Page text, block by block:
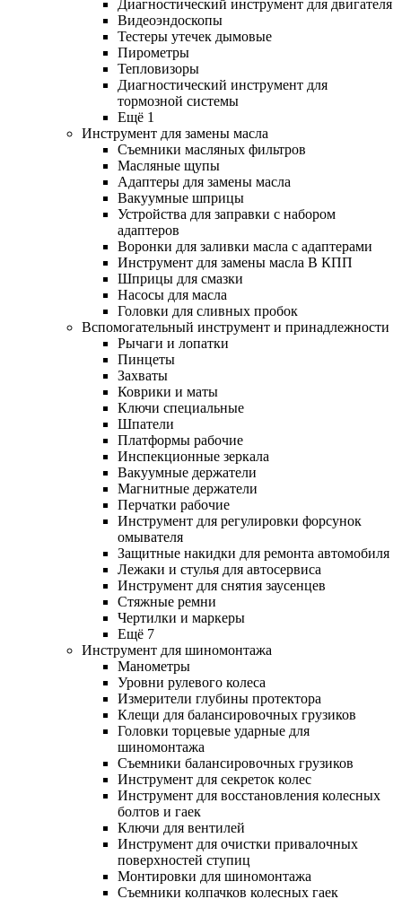
Диагностический инструмент для двигателя
Видеоэндоскопы
Тестеры утечек дымовые
Пирометры
Тепловизоры
Диагностический инструмент для
тормозной системы
Ещё 1
Инструмент для замены масла
Съемники масляных фильтров
Масляные щупы
Адаптеры для замены масла
Вакуумные шприцы
Устройства для заправки с набором
адаптеров
Воронки для заливки масла с адаптерами
Инструмент для замены масла В КПП
Шприцы для смазки
Насосы для масла
Головки для сливных пробок
Вспомогательный инструмент и принадлежности
Рычаги и лопатки
Пинцеты
Захваты
Коврики и маты
Ключи специальные
Шпатели
Платформы рабочие
Инспекционные зеркала
Вакуумные держатели
Магнитные держатели
Перчатки рабочие
Инструмент для регулировки форсунок
омывателя
Защитные накидки для ремонта автомобиля
Лежаки и стулья для автосервиса
Инструмент для снятия заусенцев
Стяжные ремни
Чертилки и маркеры
Ещё 7
Инструмент для шиномонтажа
Манометры
Уровни рулевого колеса
Измерители глубины протектора
Клещи для балансировочных грузиков
Головки торцевые ударные для
шиномонтажа
Съемники балансировочных грузиков
Инструмент для секреток колес
Инструмент для восстановления колесных
болтов и гаек
Ключи для вентилей
Инструмент для очистки привалочных
поверхностей ступиц
Монтировки для шиномонтажа
Съемники колпачков колесных гаек